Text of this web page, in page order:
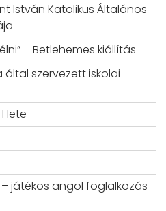
István Katolikus Általános
– Betlehemes kiállítás
által szervezett iskolai
játékos angol foglalkozás